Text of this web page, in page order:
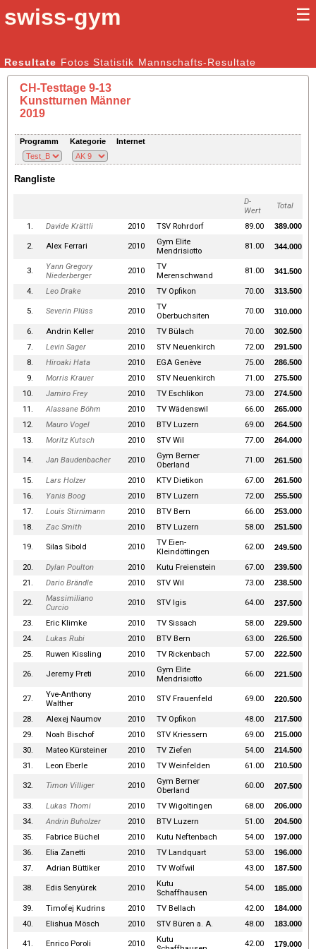
swiss-gym ☰
Kunstturnen Männer | Kunstturnen Frauen
Resultate Fotos Statistik Mannschafts-Resultate
CH-Testtage 9-13
Kunstturnen Männer
2019
Programm Kategorie Internet
Rangliste
D-
Wert
Total
1. Davide Krättli 2010 TSV Rohrdorf 89.00 389.000
2. Alex Ferrari 2010
Gym Elite
Mendrisiotto
81.00 344.000
3.
Yann Gregory
Niederberger
2010
TV
Merenschwand
81.00 341.500
4. Leo Drake 2010 TV Opfikon 70.00 313.500
5. Severin Plüss 2010
TV
Oberbuchsiten
70.00 310.000
6. Andrin Keller 2010 TV Bülach 70.00 302.500
7. Levin Sager 2010 STV Neuenkirch 72.00 291.500
8. Hiroaki Hata 2010 EGA Genève 75.00 286.500
9. Morris Krauer 2010 STV Neuenkirch 71.00 275.500
10. Jamiro Frey 2010 TV Eschlikon 73.00 274.500
11. Alassane Böhm 2010 TV Wädenswil 66.00 265.000
12. Mauro Vogel 2010 BTV Luzern 69.00 264.500
13. Moritz Kutsch 2010 STV Wil 77.00 264.000
14. Jan Baudenbacher 2010
Gym Berner
Oberland
71.00 261.500
15. Lars Holzer 2010 KTV Dietikon 67.00 261.500
16. Yanis Boog 2010 BTV Luzern 72.00 255.500
17. Louis Stirnimann 2010 BTV Bern 66.00 253.000
18. Zac Smith 2010 BTV Luzern 58.00 251.500
19. Silas Sibold 2010
TV Eien-
Kleindöttingen
62.00 249.500
20. Dylan Poulton 2010 Kutu Freienstein 67.00 239.500
21. Dario Brändle 2010 STV Wil 73.00 238.500
22.
Massimiliano
Curcio
2010 STV Igis 64.00 237.500
23. Eric Klimke 2010 TV Sissach 58.00 229.500
24. Lukas Rubi 2010 BTV Bern 63.00 226.500
25. Ruwen Kissling 2010 TV Rickenbach 57.00 222.500
26. Jeremy Preti 2010
Gym Elite
Mendrisiotto
66.00 221.500
27.
Yve-Anthony
Walther
2010 STV Frauenfeld 69.00 220.500
28. Alexej Naumov 2010 TV Opfikon 48.00 217.500
29. Noah Bischof 2010 STV Kriessern 69.00 215.000
30. Mateo Kürsteiner 2010 TV Ziefen 54.00 214.500
31. Leon Eberle 2010 TV Weinfelden 61.00 210.500
32. Timon Villiger 2010
Gym Berner
Oberland
60.00 207.500
33. Lukas Thomi 2010 TV Wigoltingen 68.00 206.000
34. Andrin Buholzer 2010 BTV Luzern 51.00 204.500
35. Fabrice Büchel 2010 Kutu Neftenbach 54.00 197.000
36. Elia Zanetti 2010 TV Landquart 53.00 196.000
37. Adrian Büttiker 2010 TV Wolfwil 43.00 187.500
38. Edis Senyürek 2010
Kutu
Schaffhausen
54.00 185.000
39. Timofej Kudrins 2010 TV Bellach 42.00 184.000
40. Elishua Mösch 2010 STV Büren a. A. 48.00 183.000
41. Enrico Poroli 2010
Kutu
42.00 179.000